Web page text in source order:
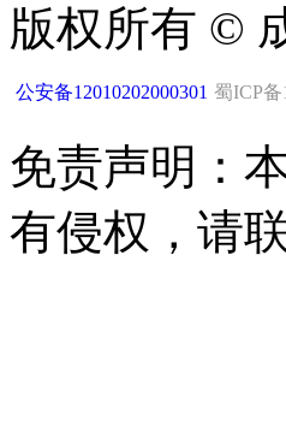
版权所有 ©
公安备12010202000301 蜀ICP备
免责声明：
有侵权，请